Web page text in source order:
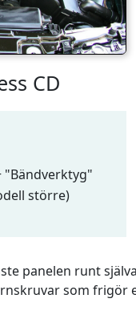
CD
"Bändverktyg"
större)
panelen runt
som frigör